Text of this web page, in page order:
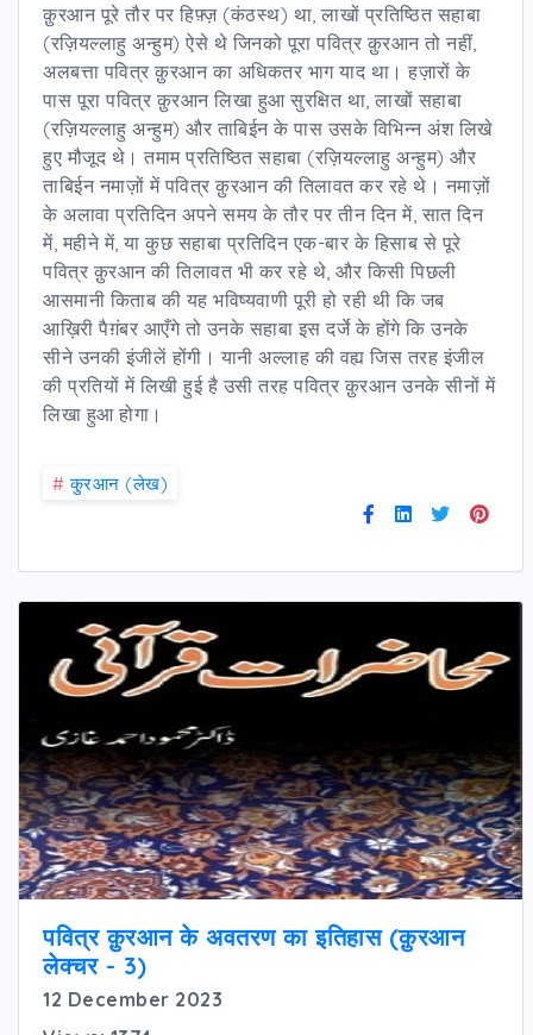
क़ुरआन पूरे तौर पर हिफ़्ज़ (कंठस्थ) था, लाखों प्रतिष्ठित सहाबा
(रज़ियल्लाहु अन्हुम) ऐसे थे जिनको पूरा पवित्र क़ुरआन तो नहीं,
अलबत्ता पवित्र क़ुरआन का अधिकतर भाग याद था। हज़ारों के
पास पूरा पवित्र क़ुरआन लिखा हुआ सुरक्षित था, लाखों सहाबा
(रज़ियल्लाहु अन्हुम) और ताबिईन के पास उसके विभिन्न अंश लिखे
हुए मौजूद थे। तमाम प्रतिष्ठित सहाबा (रज़ियल्लाहु अन्हुम) और
ताबिईन नमाज़ों में पवित्र क़ुरआन की तिलावत कर रहे थे। नमाज़ों
के अलावा प्रतिदिन अपने समय के तौर पर तीन दिन में, सात दिन
में, महीने में, या कुछ सहाबा प्रतिदिन एक-बार के हिसाब से पूरे
पवित्र क़ुरआन की तिलावत भी कर रहे थे, और किसी पिछली
आसमानी किताब की यह भविष्यवाणी पूरी हो रही थी कि जब
आख़िरी पैग़ंबर आएँगे तो उनके सहाबा इस दर्जे के होंगे कि उनके
सीने उनकी इंजीलें होंगी। यानी अल्लाह की वह्य जिस तरह इंजील
की प्रतियों में लिखी हुई है उसी तरह पवित्र क़ुरआन उनके सीनों में
लिखा हुआ होगा।
# कु़रआन (लेख)
पवित्र क़ुरआन के अवतरण का इतिहास (क़ुरआन
लेक्चर - 3)
12 December 2023